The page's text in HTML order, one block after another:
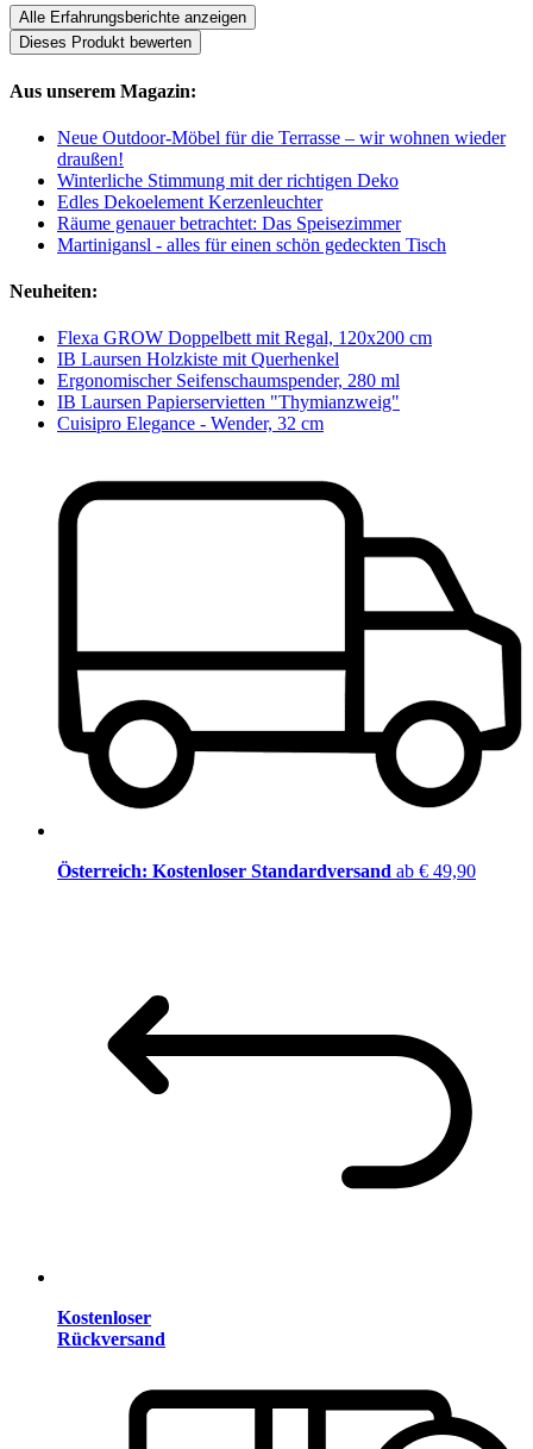
Alle Erfahrungsberichte anzeigen
Dieses Produkt bewerten
Aus unserem Magazin:
Neue Outdoor-Möbel für die Terrasse – wir wohnen wieder
draußen!
Winterliche Stimmung mit der richtigen Deko
Edles Dekoelement Kerzenleuchter
Räume genauer betrachtet: Das Speisezimmer
Martinigansl - alles für einen schön gedeckten Tisch
Neuheiten:
Flexa GROW Doppelbett mit Regal, 120x200 cm
IB Laursen Holzkiste mit Querhenkel
Ergonomischer Seifenschaumspender, 280 ml
IB Laursen Papierservietten "Thymianzweig"
Cuisipro Elegance - Wender, 32 cm
Österreich: Kostenloser Standardversand ab € 49,90
Kostenloser
Rückversand